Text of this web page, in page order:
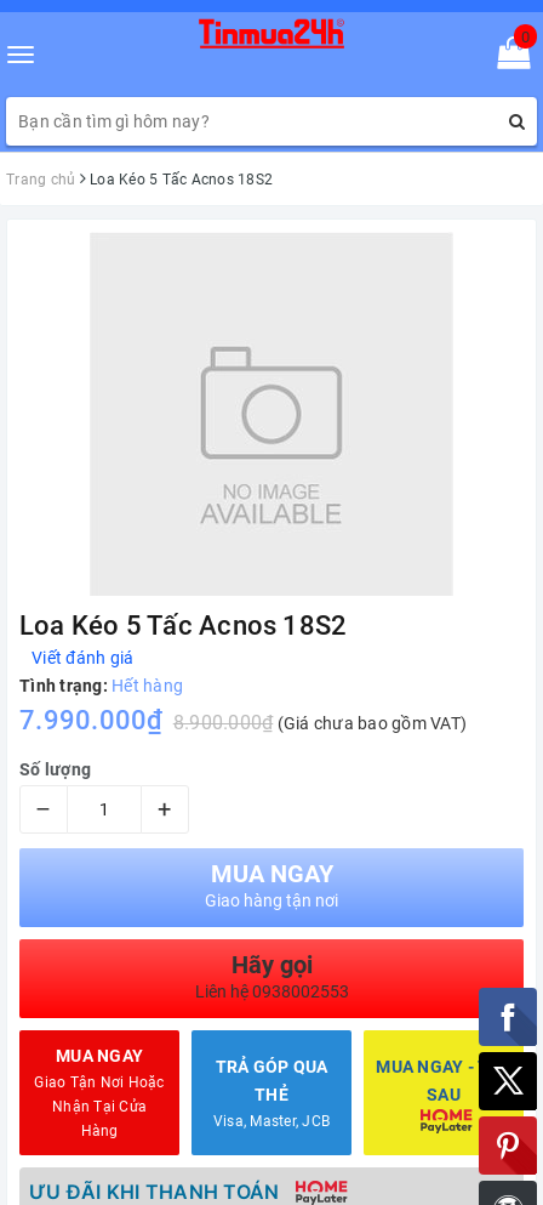
Toggle
0
Trang chủ Loa Kéo 5 Tấc Acnos 18S2
Loa Kéo 5 Tấc Acnos 18S2
Viết đánh giá
Tình trạng: Hết hàng
7.990.000₫ 8.900.000₫ (Giá chưa bao gồm VAT)
Số lượng
– +
MUA NGAY
Giao hàng tận nơi
Hãy gọi
Liên hệ 0938002553
MUA NGAY
Giao Tận Nơi Hoặc
Nhận Tại Cửa
Hàng
TRẢ GÓP QUA
THẺ
Visa, Master, JCB
MUA NGAY - TRẢ
SAU
ƯU ĐÃI KHI THANH TOÁN